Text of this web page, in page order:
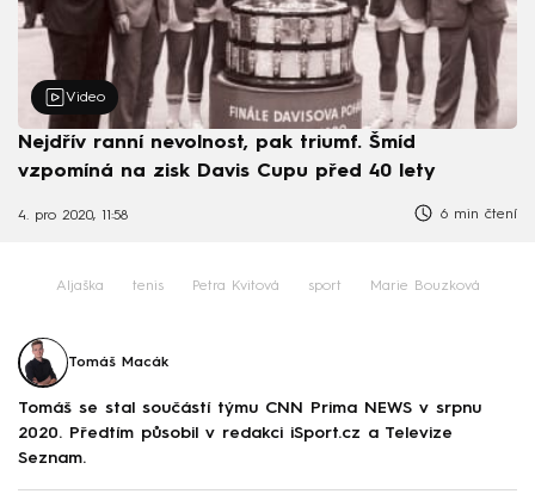
Video
Nejdřív ranní nevolnost, pak triumf. Šmíd
vzpomíná na zisk Davis Cupu před 40 lety
4. pro 2020, 11:58 6 min čtení
Aljaška tenis Petra Kvitová sport Marie Bouzková
Tomáš Macák
Tomáš se stal součástí týmu CNN Prima NEWS v srpnu
2020. Předtím působil v redakci iSport.cz a Televize
Seznam.